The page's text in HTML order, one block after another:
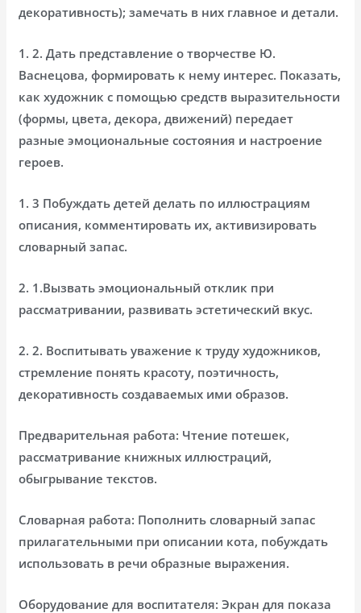
декоративность); замечать в них главное и детали.
1. 2. Дать представление о творчестве Ю.
Васнецова, формировать к нему интерес. Показать,
как художник с помощью средств выразительности
(формы, цвета, декора, движений) передает
разные эмоциональные состояния и настроение
героев.
1. 3 Побуждать детей делать по иллюстрациям
описания, комментировать их, активизировать
словарный запас.
2. 1.Вызвать эмоциональный отклик при
рассматривании, развивать эстетический вкус.
2. 2. Воспитывать уважение к труду художников,
стремление понять красоту, поэтичность,
декоративность создаваемых ими образов.
Предварительная работа: Чтение потешек,
рассматривание книжных иллюстраций,
обыгрывание текстов.
Словарная работа: Пополнить словарный запас
прилагательными при описании кота, побуждать
использовать в речи образные выражения.
Оборудование для воспитателя: Экран для показа